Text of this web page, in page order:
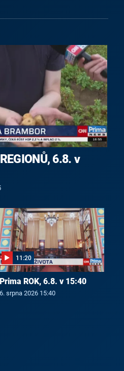
6.8. v
11:20
Prima ROK, 6.8. v 15:40
6. srpna 2026 15:40